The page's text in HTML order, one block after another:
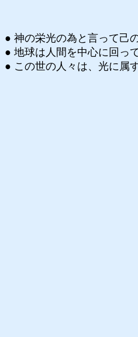
● 神の栄光の為と言って己
● 地球は人間を中心に回っ
● この世の人々は、光に属